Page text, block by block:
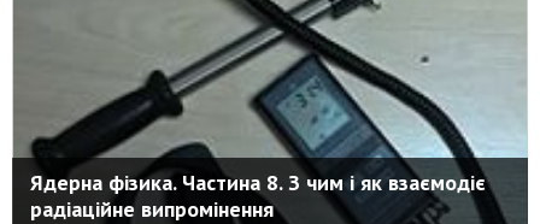
Ядерна фізика. Частина 8. З чим і як взаємодіє
радіаційне випромінення